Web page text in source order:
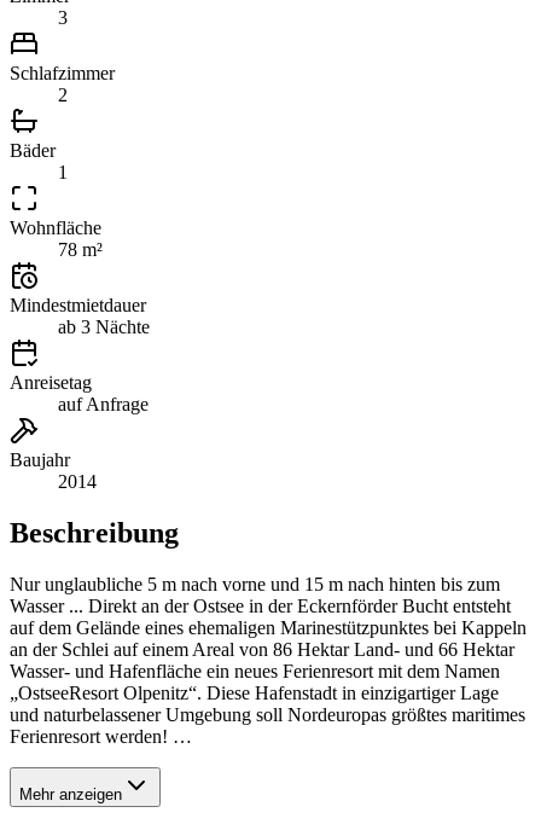
3
Schlafzimmer
2
Bäder
1
Wohnfläche
78 m²
Mindestmietdauer
ab 3 Nächte
Anreisetag
auf Anfrage
Baujahr
2014
Beschreibung
Nur unglaubliche 5 m nach vorne und 15 m nach hinten bis zum
Wasser ... Direkt an der Ostsee in der Eckernförder Bucht entsteht
auf dem Gelände eines ehemaligen Marinestützpunktes bei Kappeln
an der Schlei auf einem Areal von 86 Hektar Land- und 66 Hektar
Wasser- und Hafenfläche ein neues Ferienresort mit dem Namen
„OstseeResort Olpenitz“. Diese Hafenstadt in einzigartiger Lage
und naturbelassener Umgebung soll Nordeuropas größtes maritimes
Ferienresort werden! …
Mehr anzeigen